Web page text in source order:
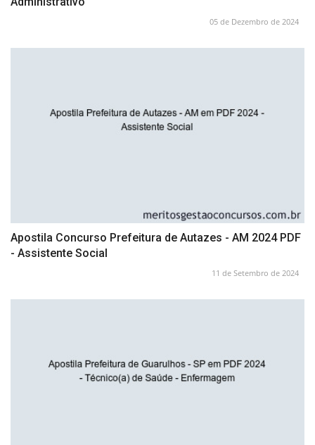
05 de Dezembro de 2024
Apostila Concurso Prefeitura de Autazes - AM 2024 PDF
- Assistente Social
11 de Setembro de 2024